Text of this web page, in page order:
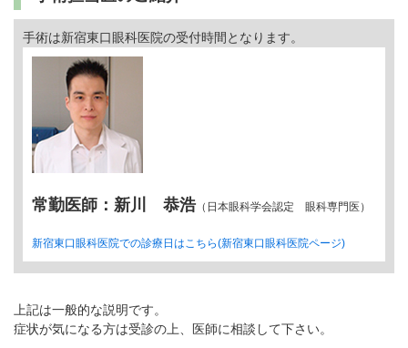
手術は新宿東口眼科医院の受付時間となります。
常勤医師：新川 恭浩（日本眼科学会認定 眼科専門医）
新宿東口眼科医院での診療日はこちら(新宿東口眼科医院ページ)
上記は一般的な説明です。
症状が気になる方は受診の上、医師に相談して下さい。